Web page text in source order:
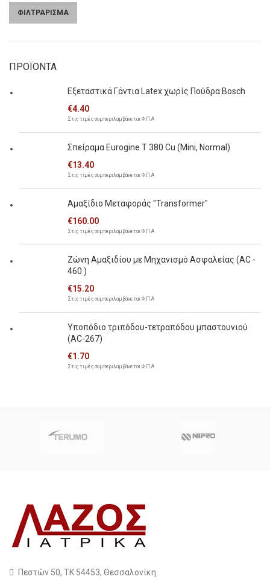
Ελάχιστη
Μέγιστη
ΦΙΛΤΡΑΡΙΣΜΑ
ΠΡΟΪΟΝΤΑ
Εξεταστικά Γάντια Latex χωρίς Πούδρα Bosch
€4.40
Στις τιμές συμπεριλαμβάνεται Φ.Π.Α
Σπείραμα Eurogine Τ 380 Cu (Mini, Normal)
€13.40
Στις τιμές συμπεριλαμβάνεται Φ.Π.Α
Αμαξίδιο Μεταφοράς "Transformer"
€160.00
Στις τιμές συμπεριλαμβάνεται Φ.Π.Α
Ζώνη Αμαξιδίου με Μηχανισμό Ασφαλείας (AC -
460 )
€15.20
Στις τιμές συμπεριλαμβάνεται Φ.Π.Α
Υποπόδιο τριπόδου-τετραπόδου μπαστουνιού
(AC-267)
€1.70
Στις τιμές συμπεριλαμβάνεται Φ.Π.Α
Πεστών 50, ΤΚ 54453, Θεσσαλονίκη